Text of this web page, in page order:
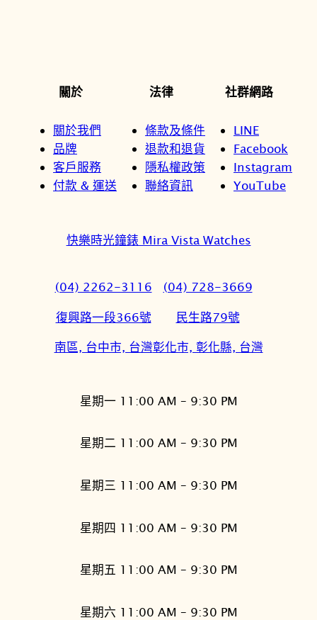
關於
關於我們
品牌
客戶服務
付款 & 運送
法律
條款及條件
退款和退貨
隱私權政策
聯絡資訊
社群網路
LINE
Facebook
Instagram
YouTube
快樂時光鐘錶 Mira Vista Watches
(04) 2262-3116
復興路一段366號
南區, 台中市, 台灣
(04) 728-3669
民生路79號
彰化市, 彰化縣, 台灣
星期一 11:00 AM – 9:30 PM
星期二 11:00 AM – 9:30 PM
星期三 11:00 AM – 9:30 PM
星期四 11:00 AM – 9:30 PM
星期五 11:00 AM – 9:30 PM
星期六 11:00 AM – 9:30 PM